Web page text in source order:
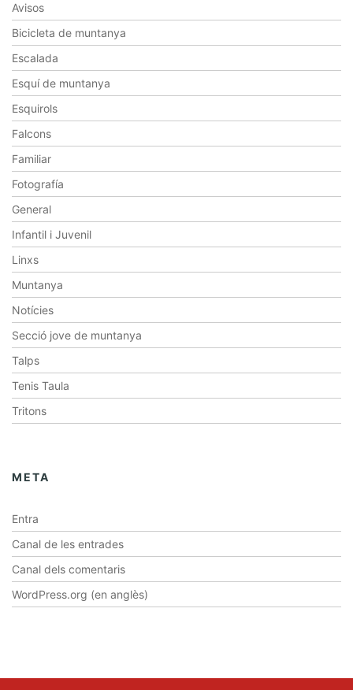
Avisos
Bicicleta de muntanya
Escalada
Esquí de muntanya
Esquirols
Falcons
Familiar
Fotografía
General
Infantil i Juvenil
Linxs
Muntanya
Notícies
Secció jove de muntanya
Talps
Tenis Taula
Tritons
META
Entra
Canal de les entrades
Canal dels comentaris
WordPress.org (en anglès)